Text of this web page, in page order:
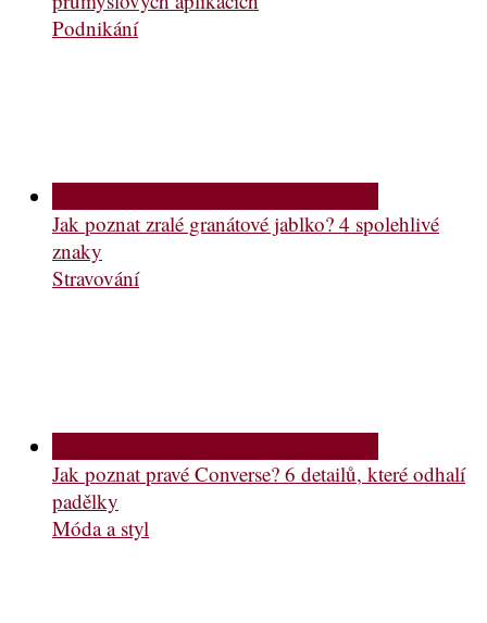
Podnikání
Jak poznat zralé granátové jablko? 4 spolehlivé
znaky
Stravování
Jak poznat pravé Converse? 6 detailů, které odhalí
padělky
Móda a styl